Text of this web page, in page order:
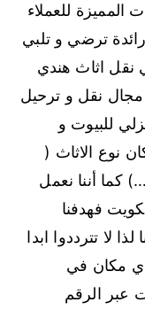
للعملاء
ترضي و تلبي
نقل اثاث هندي
نقل و ترحيل
للبيوت و
نوع الاثاث (
كما أننا نعمل
فهدفنا
لا تترددوا ابدا
اي مكان في
عبر الرقم